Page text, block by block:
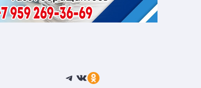
Telegram
ВКонтакте
Ссылка